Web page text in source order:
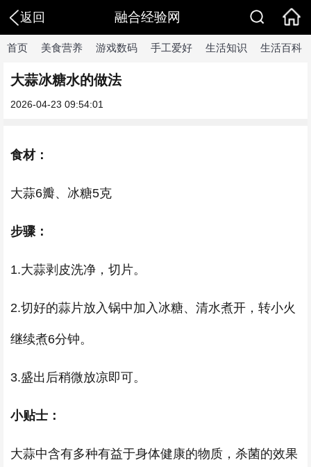
返回 融合经验网
首页 美食营养 游戏数码 手工爱好 生活知识 生活百科
大蒜冰糖水的做法
2026-04-23 09:54:01
食材：
大蒜6瓣、冰糖5克
步骤：
1.大蒜剥皮洗净，切片。
2.切好的蒜片放入锅中加入冰糖、清水煮开，转小火
继续煮6分钟。
3.盛出后稍微放凉即可。
小贴士：
大蒜中含有多种有益于身体健康的物质，杀菌的效果